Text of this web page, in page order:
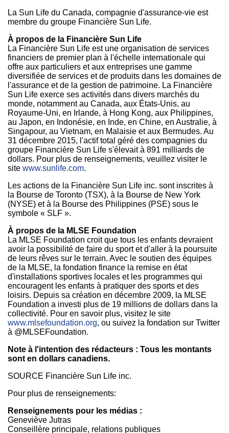
La Sun Life du Canada, compagnie d'assurance-vie est
membre du groupe Financière Sun Life.
À propos de la Financière Sun Life
La Financière Sun Life est une organisation de services
financiers de premier plan à l'échelle internationale qui
offre aux particuliers et aux entreprises une gamme
diversifiée de services et de produits dans les domaines de
l'assurance et de la gestion de patrimoine. La Financière
Sun Life exerce ses activités dans divers marchés du
monde, notamment au Canada, aux États-Unis, au
Royaume-Uni, en Irlande, à Hong Kong, aux Philippines,
au Japon, en Indonésie, en Inde, en Chine, en Australie, à
Singapour, au Vietnam, en Malaisie et aux Bermudes. Au
31 décembre 2015, l'actif total géré des compagnies du
groupe Financière Sun Life s'élevait à 891 milliards de
dollars. Pour plus de renseignements, veuillez visiter le
site www.sunlife.com.
Les actions de la Financière Sun Life inc. sont inscrites à
la Bourse de Toronto (TSX), à la Bourse de New York
(NYSE) et à la Bourse des Philippines (PSE) sous le
symbole « SLF ».
À propos de la MLSE Foundation
La MLSE Foundation croit que tous les enfants devraient
avoir la possibilité de faire du sport et d'aller à la poursuite
de leurs rêves sur le terrain. Avec le soutien des équipes
de la MLSE, la fondation finance la remise en état
d'installations sportives locales et les programmes qui
encouragent les enfants à pratiquer des sports et des
loisirs. Depuis sa création en décembre 2009, la MLSE
Foundation a investi plus de 19 millions de dollars dans la
collectivité. Pour en savoir plus, visitez le site
www.mlsefoundation.org, ou suivez la fondation sur Twitter
à @MLSEFoundation.
Note à l'intention des rédacteurs : Tous les montants
sont en dollars canadiens.
SOURCE Financière Sun Life inc.
Pour plus de renseignements:
Renseignements pour les médias :
Geneviève Jutras
Conseillère principale, relations publiques